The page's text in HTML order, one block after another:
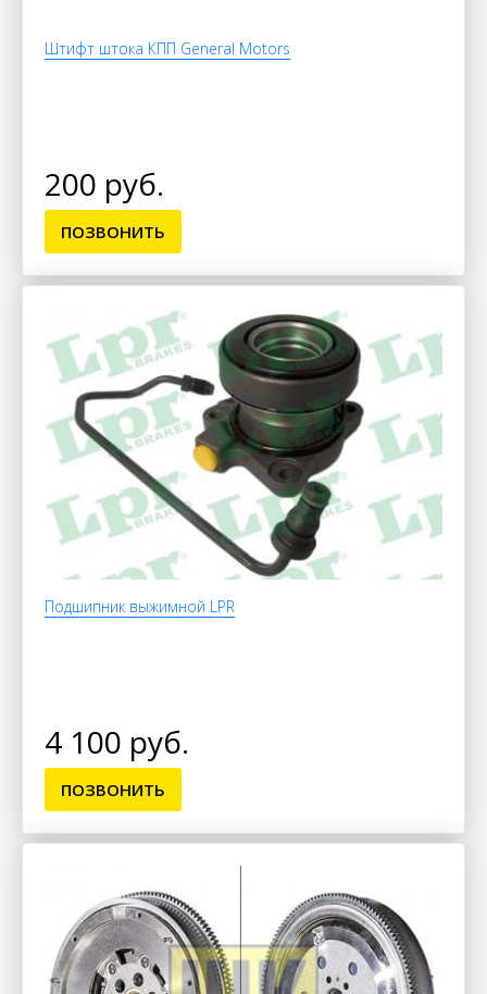
Штифт штока КПП General Motors
200 руб.
ПОЗВОНИТЬ
Подшипник выжимной LPR
4 100 руб.
ПОЗВОНИТЬ